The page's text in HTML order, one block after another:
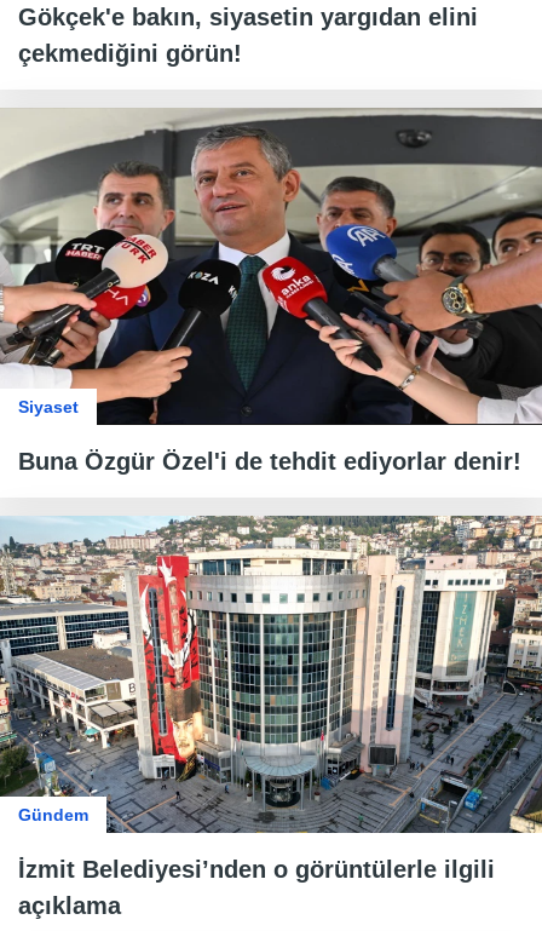
Gökçek'e bakın, siyasetin yargıdan elini
çekmediğini görün!
Siyaset
Buna Özgür Özel'i de tehdit ediyorlar denir!
Gündem
İzmit Belediyesi’nden o görüntülerle ilgili
açıklama